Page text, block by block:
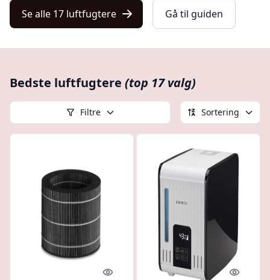
Se alle 17 luftfugtere Gå til guiden
Bedste luftfugtere (top 17 valg)
Filtre Sortering
Quick look Quick